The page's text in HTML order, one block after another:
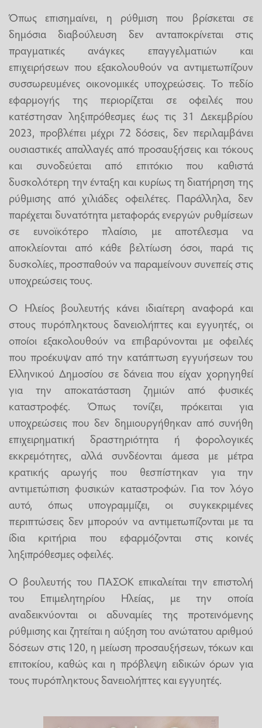
Όπως επισημαίνει, η ρύθμιση που βρίσκεται σε
δημόσια διαβούλευση δεν ανταποκρίνεται στις
πραγματικές ανάγκες επαγγελματιών και
επιχειρήσεων που εξακολουθούν να αντιμετωπίζουν
συσσωρευμένες οικονομικές υποχρεώσεις. Το πεδίο
εφαρμογής της περιορίζεται σε οφειλές που
κατέστησαν ληξιπρόθεσμες έως τις 31 Δεκεμβρίου
2023, προβλέπει μέχρι 72 δόσεις, δεν περιλαμβάνει
ουσιαστικές απαλλαγές από προσαυξήσεις και τόκους
και συνοδεύεται από επιτόκιο που καθιστά
δυσκολότερη την ένταξη και κυρίως τη διατήρηση της
ρύθμισης από χιλιάδες οφειλέτες. Παράλληλα, δεν
παρέχεται δυνατότητα μεταφοράς ενεργών ρυθμίσεων
σε ευνοϊκότερο πλαίσιο, με αποτέλεσμα να
αποκλείονται από κάθε βελτίωση όσοι, παρά τις
δυσκολίες, προσπαθούν να παραμείνουν συνεπείς στις
υποχρεώσεις τους.
Ο Ηλείος βουλευτής κάνει ιδιαίτερη αναφορά και
στους πυρόπληκτους δανειολήπτες και εγγυητές, οι
οποίοι εξακολουθούν να επιβαρύνονται με οφειλές
που προέκυψαν από την κατάπτωση εγγυήσεων του
Ελληνικού Δημοσίου σε δάνεια που είχαν χορηγηθεί
για την αποκατάσταση ζημιών από φυσικές
καταστροφές. Όπως τονίζει, πρόκειται για
υποχρεώσεις που δεν δημιουργήθηκαν από συνήθη
επιχειρηματική δραστηριότητα ή φορολογικές
εκκρεμότητες, αλλά συνδέονται άμεσα με μέτρα
κρατικής αρωγής που θεσπίστηκαν για την
αντιμετώπιση φυσικών καταστροφών. Για τον λόγο
αυτό, όπως υπογραμμίζει, οι συγκεκριμένες
περιπτώσεις δεν μπορούν να αντιμετωπίζονται με τα
ίδια κριτήρια που εφαρμόζονται στις κοινές
ληξιπρόθεσμες οφειλές.
Ο βουλευτής του ΠΑΣΟΚ επικαλείται την επιστολή
του Επιμελητηρίου Ηλείας, με την οποία
αναδεικνύονται οι αδυναμίες της προτεινόμενης
ρύθμισης και ζητείται η αύξηση του ανώτατου αριθμού
δόσεων στις 120, η μείωση προσαυξήσεων, τόκων και
επιτοκίου, καθώς και η πρόβλεψη ειδικών όρων για
τους πυρόπληκτους δανειολήπτες και εγγυητές.